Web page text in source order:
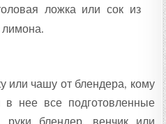
ложка или сок из
лимона.
или чашу от блендера, кому
нее все подготовленные